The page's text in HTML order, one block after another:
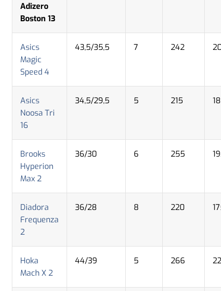
Adizero
Boston 13
Asics
Magic
Speed 4
43,5/35,5 7 242
Asics
Noosa Tri
16
34,5/29,5 5 215
Brooks
Hyperion
Max 2
36/30 6 255
Diadora
Frequenza
2
36/28 8 220
Hoka
Mach X 2
44/39 5 266